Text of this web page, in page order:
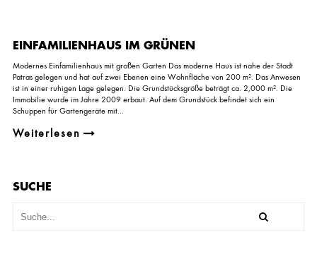
N
A
M
I
L
EINFAMILIENHAUS IM GRÜNEN
Modernes Einfamilienhaus mit großen Garten Das moderne Haus ist nahe der Stadt
Patras gelegen und hat auf zwei Ebenen eine Wohnfläche von 200 m². Das Anwesen
ist in einer ruhigen Lage gelegen. Die Grundstücksgröße beträgt ca. 2,000 m². Die
Immobilie wurde im Jahre 2009 erbaut. Auf dem Grundstück befindet sich ein
Schuppen für Gartengeräte mit...
Weiterlesen
SUCHE